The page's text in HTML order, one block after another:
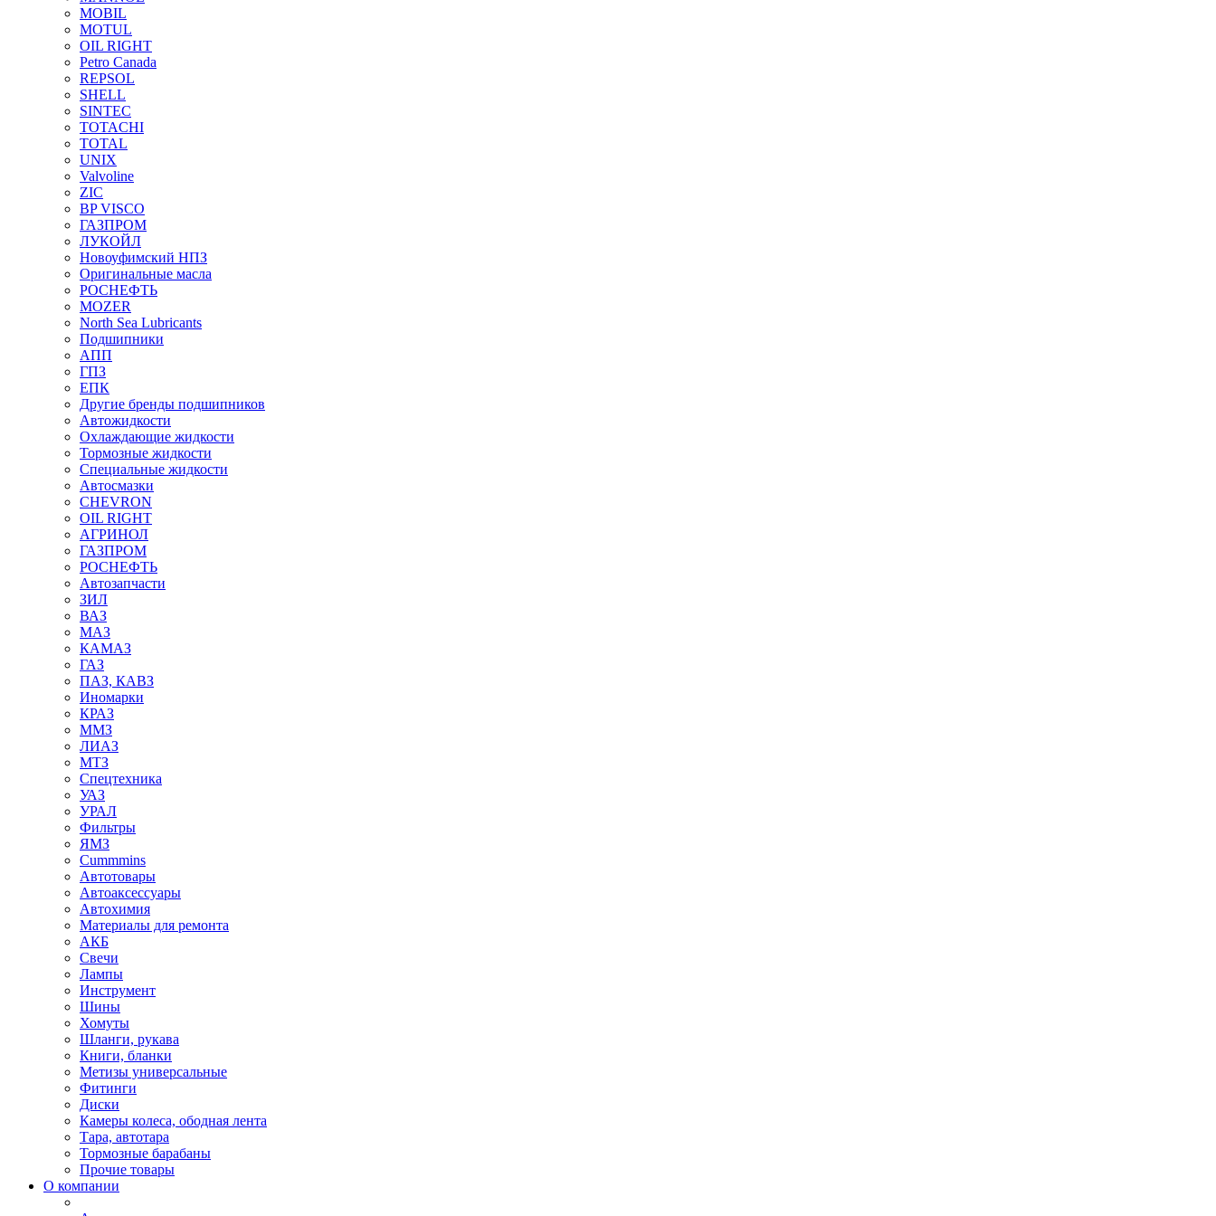
MOBIL
MOTUL
OIL RIGHT
Petro Canada
REPSOL
SHELL
SINTEC
TOTACHI
TOTAL
UNIX
Valvoline
ZIC
BP VISCO
ГАЗПРОМ
ЛУКОЙЛ
Новоуфимский НПЗ
Оригинальные масла
РОСНЕФТЬ
MOZER
North Sea Lubricants
Подшипники
АПП
ГПЗ
ЕПК
Другие бренды подшипников
Автожидкости
Охлаждающие жидкости
Тормозные жидкости
Специальные жидкости
Автосмазки
CHEVRON
OIL RIGHT
АГРИНОЛ
ГАЗПРОМ
РОСНЕФТЬ
Автозапчасти
ЗИЛ
ВАЗ
МАЗ
КАМАЗ
ГАЗ
ПАЗ, КАВЗ
Иномарки
КРАЗ
ММЗ
ЛИАЗ
МТЗ
Спецтехника
УАЗ
УРАЛ
Фильтры
ЯМЗ
Cummmins
Автотовары
Автоаксессуары
Автохимия
Материалы для ремонта
АКБ
Свечи
Лампы
Инструмент
Шины
Хомуты
Шланги, рукава
Книги, бланки
Метизы универсальные
Фитинги
Диски
Камеры колеса, ободная лента
Тара, автотара
Тормозные барабаны
Прочие товары
О компании